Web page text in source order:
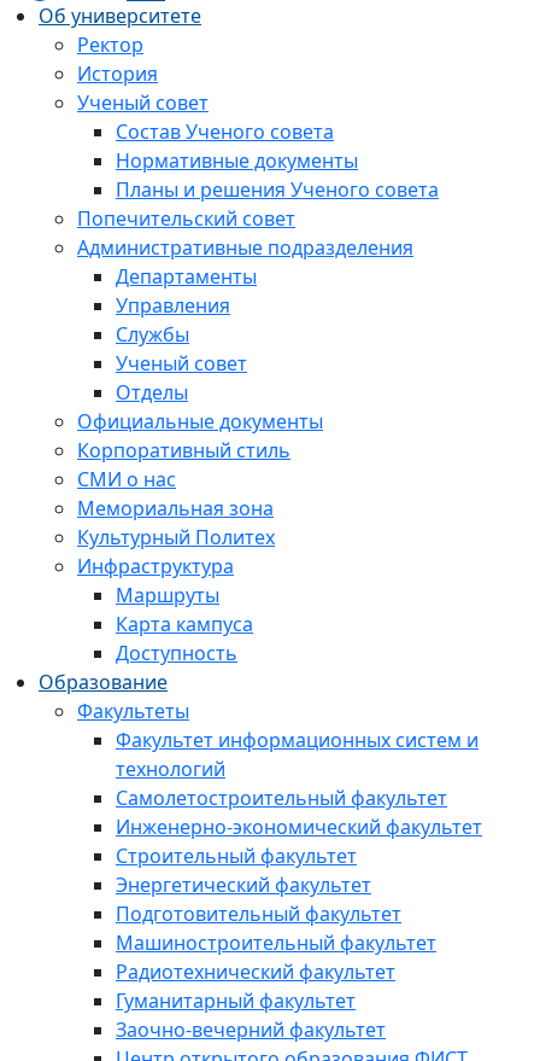
Об университете
Ректор
История
Ученый совет
Состав Ученого совета
Нормативные документы
Планы и решения Ученого совета
Попечительский совет
Административные подразделения
Департаменты
Управления
Службы
Ученый совет
Отделы
Официальные документы
Корпоративный стиль
СМИ о нас
Мемориальная зона
Культурный Политех
Инфраструктура
Маршруты
Карта кампуса
Доступность
Образование
Факультеты
Факультет информационных систем и
технологий
Самолетостроительный факультет
Инженерно-экономический факультет
Строительный факультет
Энергетический факультет
Подготовительный факультет
Машиностроительный факультет
Радиотехнический факультет
Гуманитарный факультет
Заочно-вечерний факультет